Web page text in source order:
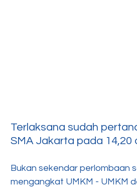
Terlaksana sudah
SMA Jakarta pada 14,20
Bukan sekendar perlombaan
mengangkat UMKM - UMKM